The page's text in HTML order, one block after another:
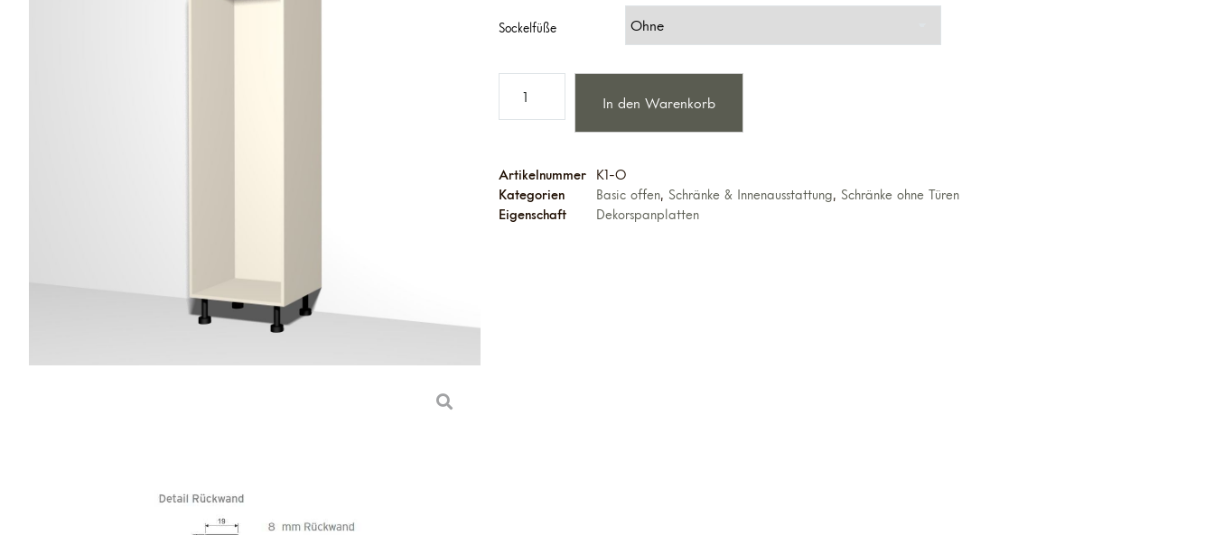
Sockelfüße
In den Warenkorb
Artikelnummer
K1-O
Kategorien
Basic offen, Schränke & Innenausstattung, Schränke ohne Türen
Eigenschaft
Dekorspanplatten